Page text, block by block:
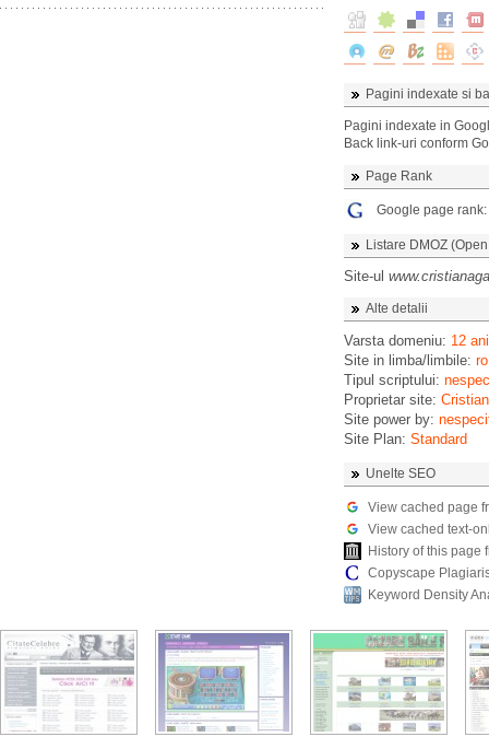
Pagini indexate si
Pagini indexate in
Back link-uri conform
Page Rank
Google page rank:
Listare DMOZ
Site-ul
Alte detalii
Varsta domeniu: 12 ani
Site in limba/limbile: ro
Tipul scriptului:
Proprietar site:
Site power by:
Site Plan: Standard
Unelte SEO
View cached page
View cached text-
History of this page
Copyscape
Keyword Density